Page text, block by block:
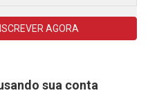
AGORA
sua conta